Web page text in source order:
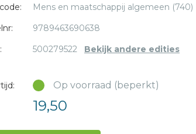
Mens en maatschappij algemeen (740)
9789463690638
500279522 Bekijk andere edities
Op voorraad (beperkt)
19,50